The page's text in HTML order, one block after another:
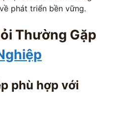
phát triển bền vững.
Thường Gặp
phù hợp với